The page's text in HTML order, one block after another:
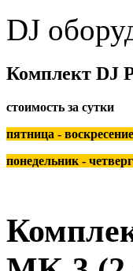
DJ
Комплект DJ
стоимость за сутки
пятница -
понедельник -